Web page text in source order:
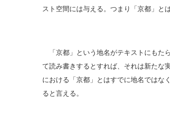
スト空間には与える。つまり「京都」と
「京都」という地名がテキストにもた
て読み書きするとすれば、それは新たな
における「京都」とはすでに地名ではな
ると言える。